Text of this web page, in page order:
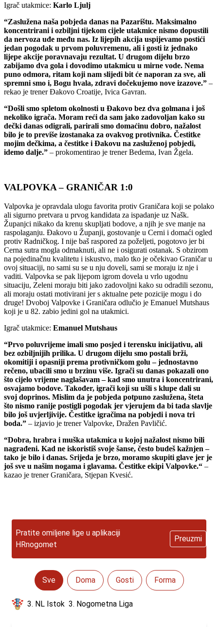
Igrač utakmice: Karlo Ljulj
“Zaslužena naša pobjeda danas na Pazarištu. Maksimalno
koncentrirani i ozbiljni tijekom cijele utakmice nismo dopustili
da nervoza uđe među nas. Iz lijepih akcija uspijevamo postići
jedan pogodak u prvom poluvremenu, ali i gosti iz jednako
lijepe akcije poravnavaju rezultat. U drugom dijelu brzo
zabijamo dva gola i dovodimo utakmicu u mirne vode. Nema
puno odmora, ritam koji nam slijedi bit će naporan za sve, ali
spremni smo i, Bogu hvala, zdravi dočekujemo nove izazove.” –
rekao je trenerĐakovo Croatije, Ivica Gavran.
“Došli smo spletom okolnosti u Đakovo bez dva golmana i još
nekoliko igrača. Moram reći da sam jako zadovoljan kako su
dečki danas odigrali, parirali smo domaćinu dobro, nažalost
bilo je to previše izostanaka za ovakvog protivnika. Čestitke
mojim dečkima, a čestitke i Đakovu na zasluženoj pobjedi,
idemo dalje.” – prokomentirao je trenerBedema, Ivan Žgela.
VALPOVKA – GRANIČAR 1:0
Valpovka je opravdala ulogu favorita protiv Graničara koji se polako
ali sigurno pretvara u prvog kandidata za ispadanje uz Našk.
Županjci nikako da krenu skupljati bodove, a njih je sve manje na
raspolaganju. Đakovo u Županji, gostovanje u Cerni i domaći ogled
protiv Radničkog. I nije baš raspored za poželjeti, pogotovo jer bi
Cerna sutra mogla odmaknuti, ali ne i osigurati ostanak. S obzirom
na pojedinačnu kvalitetu i iskustvo, malo tko je očekivao Graničar u
ovoj situaciji, no sami su se u nju doveli, sami se moraju iz nje i
vaditi. Valpovka se pak lijepom igrom dovela u vrlo ugodnu
situaciju, Zeleni moraju biti jako zadovoljni kako su odradili sezonu,
ali moraju ostati motivirani jer s aktualne pete pozicije mogu i do
druge! Dvoboj Valpovke i Graničara odlučio je Emanuel Mutshaus
koji je u 82. zabio jedini gol na utakmici.
Igrač utakmice: Emanuel Mutshaus
“Prvo poluvrijeme imali smo posjed i terensku inicijativu, ali
bez ozbiljnijih prilika. U drugom dijelu smo postali brži,
okomitiji i opasniji prema protivničkom golu – jednostavno
rečeno, ubacili smo u brzinu više. Igrači su danas pokazali ono
što cijelo vrijeme naglašavam – kad smo unutra i koncentrirani,
osvajamo bodove. Također, igrači koji su ušli s klupe dali su
svoj doprinos. Mislim da je pobjeda potpuno zaslužena, šteta
što nismo ranije postigli pogodak jer vjerujem da bi tada slavlje
bilo još uvjerljivije. Čestitke igračima na pobjedi i nova tri
boda.” – izjavio je trenerValpovke, Dražen Pavličić.
“Dobra, hrabra i muška utakmica u kojoj nažalost nismo bili
nagrađeni. Kad ne iskoristiš svoje šanse, često budeš kažnjen –
tako je bilo i danas. Srijeda je brzo, moramo skupiti glave jer je
još sve u našim nogama i glavama. Čestitke ekipi Valpovke.“ –
kazao je trenerGraničara, Stjepan Kvesić.